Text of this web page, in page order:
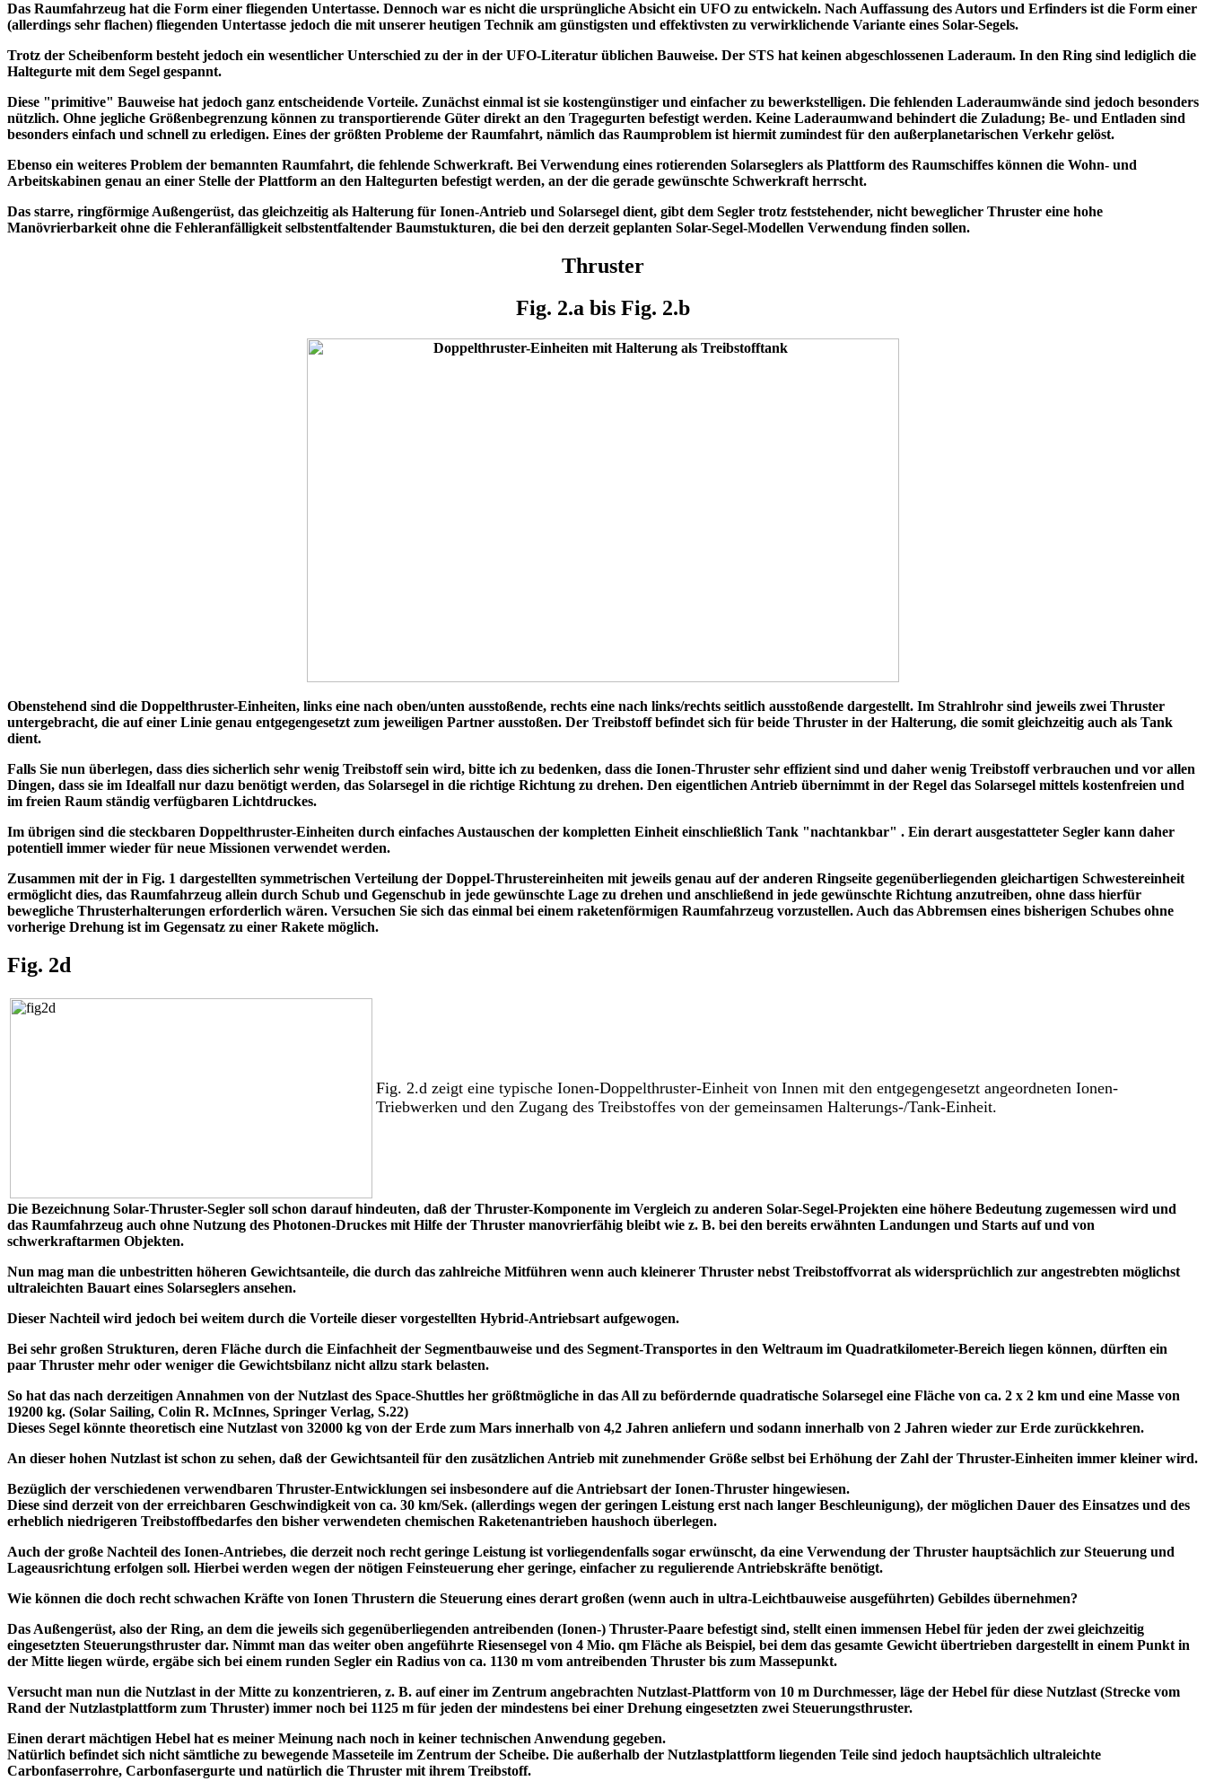
Das Raumfahrzeug hat die Form einer fliegenden Untertasse. Dennoch war es nicht die ursprüngliche Absicht ein UFO zu entwickeln. Nach Auffassung des Autors und Erfinders ist die Form einer
(allerdings sehr flachen) fliegenden Untertasse jedoch die mit unserer heutigen Technik am günstigsten und effektivsten zu verwirklichende Variante eines Solar-Segels.
Trotz der Scheibenform besteht jedoch ein wesentlicher Unterschied zu der in der UFO-Literatur üblichen Bauweise. Der STS hat keinen abgeschlossenen Laderaum. In den Ring sind lediglich die
Haltegurte mit dem Segel gespannt.
Diese "primitive" Bauweise hat jedoch ganz entscheidende Vorteile. Zunächst einmal ist sie kostengünstiger und einfacher zu bewerkstelligen. Die fehlenden Laderaumwände sind jedoch besonders
nützlich. Ohne jegliche Größenbegrenzung können zu transportierende Güter direkt an den Tragegurten befestigt werden. Keine Laderaumwand behindert die Zuladung; Be- und Entladen sind
besonders einfach und schnell zu erledigen. Eines der größten Probleme der Raumfahrt, nämlich das Raumproblem ist hiermit zumindest für den außerplanetarischen Verkehr gelöst.
Ebenso ein weiteres Problem der bemannten Raumfahrt, die fehlende Schwerkraft. Bei Verwendung eines rotierenden Solarseglers als Plattform des Raumschiffes können die Wohn- und
Arbeitskabinen genau an einer Stelle der Plattform an den Haltegurten befestigt werden, an der die gerade gewünschte Schwerkraft herrscht.
Das starre, ringförmige Außengerüst, das gleichzeitig als Halterung für Ionen-Antrieb und Solarsegel dient, gibt dem Segler trotz feststehender, nicht beweglicher Thruster eine hohe
Manövrierbarkeit ohne die Fehleranfälligkeit selbstentfaltender Baumstukturen, die bei den derzeit geplanten Solar-Segel-Modellen Verwendung finden sollen.
Thruster
Fig. 2.a bis Fig. 2.b
Obenstehend sind die Doppelthruster-Einheiten, links eine nach oben/unten ausstoßende, rechts eine nach links/rechts seitlich ausstoßende dargestellt. Im Strahlrohr sind jeweils zwei Thruster
untergebracht, die auf einer Linie genau entgegengesetzt zum jeweiligen Partner ausstoßen. Der Treibstoff befindet sich für beide Thruster in der Halterung, die somit gleichzeitig auch als Tank
dient.
Falls Sie nun überlegen, dass dies sicherlich sehr wenig Treibstoff sein wird, bitte ich zu bedenken, dass die Ionen-Thruster sehr effizient sind und daher wenig Treibstoff verbrauchen und vor allen
Dingen, dass sie im Idealfall nur dazu benötigt werden, das Solarsegel in die richtige Richtung zu drehen. Den eigentlichen Antrieb übernimmt in der Regel das Solarsegel mittels kostenfreien und
im freien Raum ständig verfügbaren Lichtdruckes.
Im übrigen sind die steckbaren Doppelthruster-Einheiten durch einfaches Austauschen der kompletten Einheit einschließlich Tank "nachtankbar" . Ein derart ausgestatteter Segler kann daher
potentiell immer wieder für neue Missionen verwendet werden.
Zusammen mit der in Fig. 1 dargestellten symmetrischen Verteilung der Doppel-Thrustereinheiten mit jeweils genau auf der anderen Ringseite gegenüberliegenden gleichartigen Schwestereinheit
ermöglicht dies, das Raumfahrzeug allein durch Schub und Gegenschub in jede gewünschte Lage zu drehen und anschließend in jede gewünschte Richtung anzutreiben, ohne dass hierfür
bewegliche Thrusterhalterungen erforderlich wären. Versuchen Sie sich das einmal bei einem raketenförmigen Raumfahrzeug vorzustellen. Auch das Abbremsen eines bisherigen Schubes ohne
vorherige Drehung ist im Gegensatz zu einer Rakete möglich.
Fig. 2d
Fig. 2.d zeigt eine typische Ionen-Doppelthruster-Einheit von Innen mit den entgegengesetzt angeordneten Ionen-
Triebwerken und den Zugang des Treibstoffes von der gemeinsamen Halterungs-/Tank-Einheit.
Die Bezeichnung Solar-Thruster-Segler soll schon darauf hindeuten, daß der Thruster-Komponente im Vergleich zu anderen Solar-Segel-Projekten eine höhere Bedeutung zugemessen wird und
das Raumfahrzeug auch ohne Nutzung des Photonen-Druckes mit Hilfe der Thruster manovrierfähig bleibt wie z. B. bei den bereits erwähnten Landungen und Starts auf und von
schwerkraftarmen Objekten.
Nun mag man die unbestritten höheren Gewichtsanteile, die durch das zahlreiche Mitführen wenn auch kleinerer Thruster nebst Treibstoffvorrat als widersprüchlich zur angestrebten möglichst
ultraleichten Bauart eines Solarseglers ansehen.
Dieser Nachteil wird jedoch bei weitem durch die Vorteile dieser vorgestellten Hybrid-Antriebsart aufgewogen.
Bei sehr großen Strukturen, deren Fläche durch die Einfachheit der Segmentbauweise und des Segment-Transportes in den Weltraum im Quadratkilometer-Bereich liegen können, dürften ein
paar Thruster mehr oder weniger die Gewichtsbilanz nicht allzu stark belasten.
So hat das nach derzeitigen Annahmen von der Nutzlast des Space-Shuttles her größtmögliche in das All zu befördernde quadratische Solarsegel eine Fläche von ca. 2 x 2 km und eine Masse von
19200 kg. (Solar Sailing, Colin R. McInnes, Springer Verlag, S.22)
Dieses Segel könnte theoretisch eine Nutzlast von 32000 kg von der Erde zum Mars innerhalb von 4,2 Jahren anliefern und sodann innerhalb von 2 Jahren wieder zur Erde zurückkehren.
An dieser hohen Nutzlast ist schon zu sehen, daß der Gewichtsanteil für den zusätzlichen Antrieb mit zunehmender Größe selbst bei Erhöhung der Zahl der Thruster-Einheiten immer kleiner wird.
Bezüglich der verschiedenen verwendbaren Thruster-Entwicklungen sei insbesondere auf die Antriebsart der Ionen-Thruster hingewiesen.
Diese sind derzeit von der erreichbaren Geschwindigkeit von ca. 30 km/Sek. (allerdings wegen der geringen Leistung erst nach langer Beschleunigung), der möglichen Dauer des Einsatzes und des
erheblich niedrigeren Treibstoffbedarfes den bisher verwendeten chemischen Raketenantrieben haushoch überlegen.
Auch der große Nachteil des Ionen-Antriebes, die derzeit noch recht geringe Leistung ist vorliegendenfalls sogar erwünscht, da eine Verwendung der Thruster hauptsächlich zur Steuerung und
Lageausrichtung erfolgen soll. Hierbei werden wegen der nötigen Feinsteuerung eher geringe, einfacher zu regulierende Antriebskräfte benötigt.
Wie können die doch recht schwachen Kräfte von Ionen Thrustern die Steuerung eines derart großen (wenn auch in ultra-Leichtbauweise ausgeführten) Gebildes übernehmen?
Das Außengerüst, also der Ring, an dem die jeweils sich gegenüberliegenden antreibenden (Ionen-) Thruster-Paare befestigt sind, stellt einen immensen Hebel für jeden der zwei gleichzeitig
eingesetzten Steuerungsthruster dar. Nimmt man das weiter oben angeführte Riesensegel von 4 Mio. qm Fläche als Beispiel, bei dem das gesamte Gewicht übertrieben dargestellt in einem Punkt in
der Mitte liegen würde, ergäbe sich bei einem runden Segler ein Radius von ca. 1130 m vom antreibenden Thruster bis zum Massepunkt.
Versucht man nun die Nutzlast in der Mitte zu konzentrieren, z. B. auf einer im Zentrum angebrachten Nutzlast-Plattform von 10 m Durchmesser, läge der Hebel für diese Nutzlast (Strecke vom
Rand der Nutzlastplattform zum Thruster) immer noch bei 1125 m für jeden der mindestens bei einer Drehung eingesetzten zwei Steuerungsthruster.
Einen derart mächtigen Hebel hat es meiner Meinung nach noch in keiner technischen Anwendung gegeben.
Natürlich befindet sich nicht sämtliche zu bewegende Masseteile im Zentrum der Scheibe. Die außerhalb der Nutzlastplattform liegenden Teile sind jedoch hauptsächlich ultraleichte
Carbonfaserrohre, Carbonfasergurte und natürlich die Thruster mit ihrem Treibstoff.